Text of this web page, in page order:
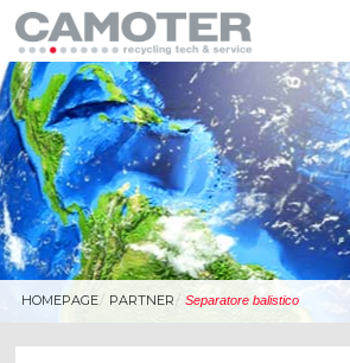
HOMEPAGE PARTNER Separatore balistico